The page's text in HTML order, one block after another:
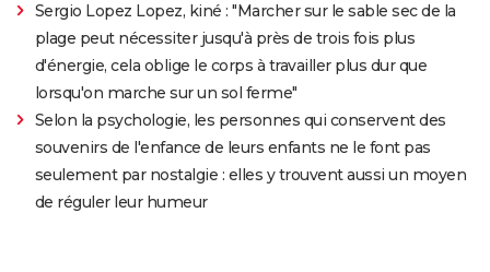
Sergio Lopez Lopez, kiné : "Marcher sur le sable sec de la
plage peut nécessiter jusqu'à près de trois fois plus
d'énergie, cela oblige le corps à travailler plus dur que
lorsqu'on marche sur un sol ferme"
Selon la psychologie, les personnes qui conservent des
souvenirs de l'enfance de leurs enfants ne le font pas
seulement par nostalgie : elles y trouvent aussi un moyen
de réguler leur humeur